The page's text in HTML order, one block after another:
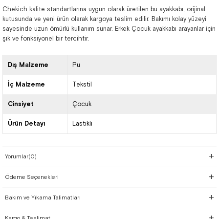
Chekich kalite standartlarına uygun olarak üretilen bu ayakkabı, orijinal
kutusunda ve yeni ürün olarak kargoya teslim edilir. Bakımı kolay yüzeyi
sayesinde uzun ömürlü kullanım sunar. Erkek Çocuk ayakkabı arayanlar için
şık ve fonksiyonel bir tercihtir.
Dış Malzeme Pu
İç Malzeme Tekstil
Cinsiyet Çocuk
Ürün Detayı Lastikli
Yorumlar(0)
Ödeme Seçenekleri
Bakım ve Yıkama Talimatları